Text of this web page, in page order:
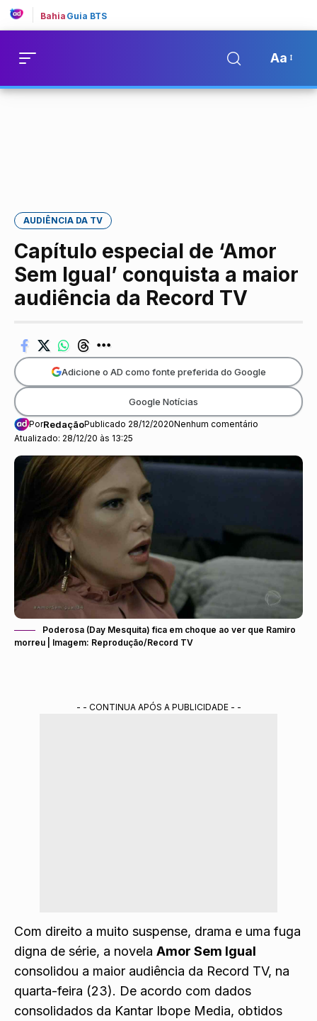
Bahia Guia BTS
Aa
AUDIÊNCIA DA TV
Capítulo especial de ‘Amor
Sem Igual’ conquista a maior
audiência da Record TV
Atualizado: 28/12/20 às 13:25
PorRedaçãoPublicado 28/12/2020Nenhum comentário
Adicione o AD como fonte preferida do Google
Google Notícias
Poderosa (Day Mesquita) fica em choque ao ver que Ramiro
morreu | Imagem: Reprodução/Record TV
- - CONTINUA APÓS A PUBLICIDADE - -
Com direito a muito suspense, drama e uma fuga
digna de série, a novela Amor Sem Igual
consolidou a maior audiência da Record TV, na
quarta-feira (23). De acordo com dados
consolidados da Kantar Ibope Media, obtidos